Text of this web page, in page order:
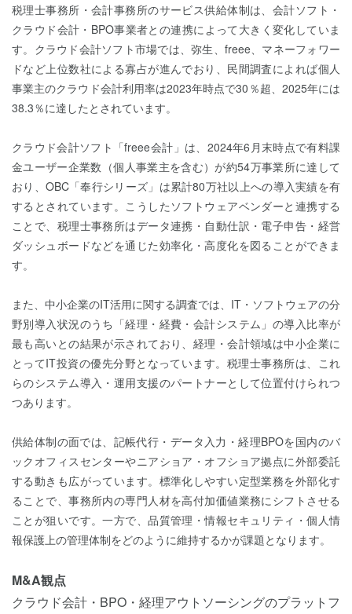
税理士事務所・会計事務所のサービス供給体制は、会計ソフト・
クラウド会計・BPO事業者との連携によって大きく変化していま
す。クラウド会計ソフト市場では、弥生、freee、マネーフォワー
ドなど上位数社による寡占が進んでおり、民間調査によれば個人
事業主のクラウド会計利用率は2023年時点で30％超、2025年には
38.3％に達したとされています。
クラウド会計ソフト「freee会計」は、2024年6月末時点で有料課
金ユーザー企業数（個人事業主を含む）が約54万事業所に達して
おり、OBC「奉行シリーズ」は累計80万社以上への導入実績を有
するとされています。こうしたソフトウェアベンダーと連携する
ことで、税理士事務所はデータ連携・自動仕訳・電子申告・経営
ダッシュボードなどを通じた効率化・高度化を図ることができま
す。
また、中小企業のIT活用に関する調査では、IT・ソフトウェアの分
野別導入状況のうち「経理・経費・会計システム」の導入比率が
最も高いとの結果が示されており、経理・会計領域は中小企業に
とってIT投資の優先分野となっています。税理士事務所は、これ
らのシステム導入・運用支援のパートナーとして位置付けられつ
つあります。
供給体制の面では、記帳代行・データ入力・経理BPOを国内のバ
ックオフィスセンターやニアショア・オフショア拠点に外部委託
する動きも広がっています。標準化しやすい定型業務を外部化す
ることで、事務所内の専門人材を高付加価値業務にシフトさせる
ことが狙いです。一方で、品質管理・情報セキュリティ・個人情
報保護上の管理体制をどのように維持するかが課題となります。
M&A観点
クラウド会計・BPO・経理アウトソーシングのプラットフ